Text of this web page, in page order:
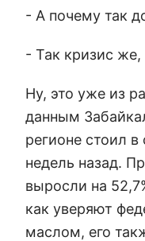
- А почему так
- Так кризис
Ну, это уже из
данным
регионе стоил
недель назад.
выросли на
как уверяют
маслом, его